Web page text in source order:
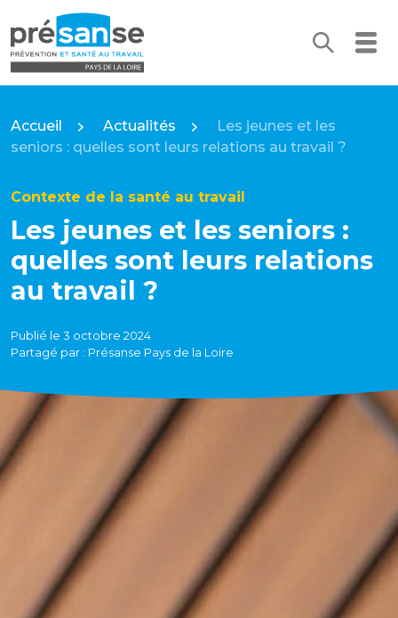
Présanse Pays de la Loire
Les jeunes et les seniors :
quelles sont leurs relations
au travail ?
Contexte de la santé au travail
Publié le 3 octobre 2024
Partagé par : Présanse Pays de la Loire
Accueil Actualités
Les jeunes et les
seniors : quelles sont leurs relations au travail ?